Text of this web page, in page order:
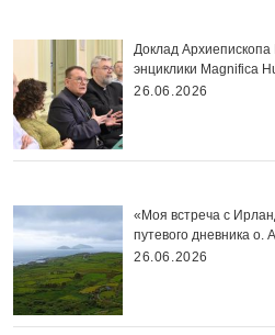
Доклад
энциклики Magnifica
26.06.2026
«Моя встреча с
путевого дневника
26.06.2026